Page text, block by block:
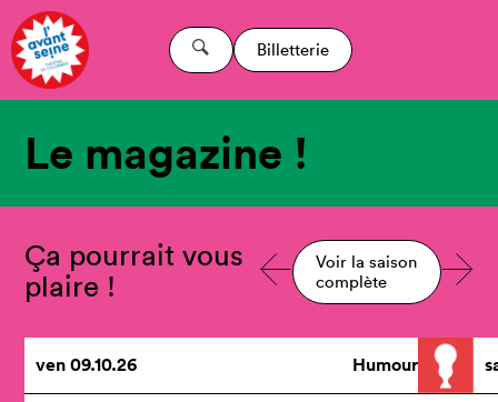
Billetterie
Le magazine !
Ça pourrait vous
plaire !
Voir la saison
complète
ven09.10.26 Humour